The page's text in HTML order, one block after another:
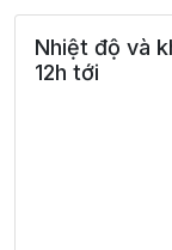
Nhiệt độ và
12h tới